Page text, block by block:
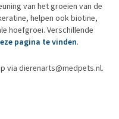
van het groeien van de
helpen ook biotine,
hoefgroei. Verschillende
pagina te vinden.
via dierenarts@medpets.nl.